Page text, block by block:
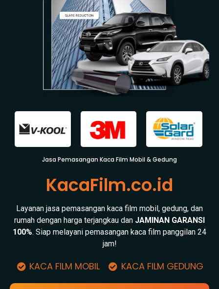
Jasa Pemasangan Kaca Film Mobil & Gedung
KacaFilm.co.id
Layanan jasa pemasangan kaca film mobil, gedung, dan
rumah dengan harga terjangkau dan JAMINAN GARANSI
100%. Siap melayani pemasangan kaca film panggilan 24
jam!
KACA FILM MOBIL KACA FILM GEDUNG